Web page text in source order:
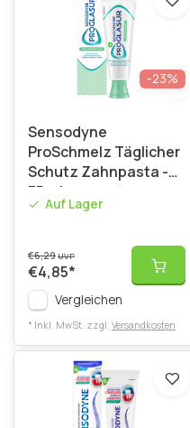
-23%
Sensodyne
ProSchmelz Täglicher
Schutz Zahnpasta -
75 ml
Auf Lager
€6,29UVP
€4,85*
Vergleichen
* Inkl. MwSt. zzgl. Versandkosten